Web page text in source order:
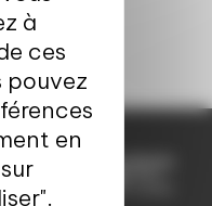
à
ces
pouvez
en